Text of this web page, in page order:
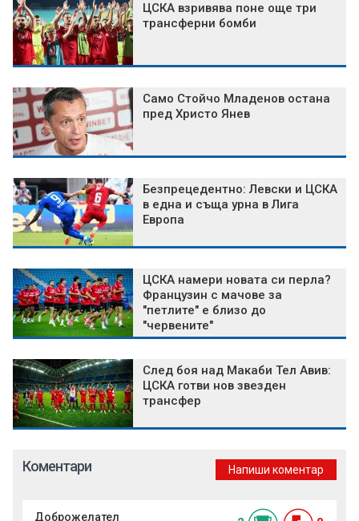
ЦСКА взривява поне още три
трансферни бомби
Само Стойчо Младенов остана
пред Христо Янев
Безпрецедентно: Левски и ЦСКА
в една и съща урна в Лига
Европа
ЦСКА намери новата си перла?
Французин с мачове за
"петлите" е близо до
"червените"
След боя над Макаби Тел Авив:
ЦСКА готви нов звезден
трансфер
Коментари Напиши коментар
Доброжелател